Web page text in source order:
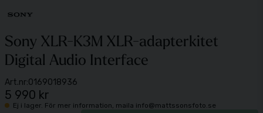
Sony XLR-K3M XLR-adapterkitet
Digital Audio Interface
Art.nr:0169018936
5 990 kr
Ej i lager. För mer information, maila info@mattssonsfoto.se